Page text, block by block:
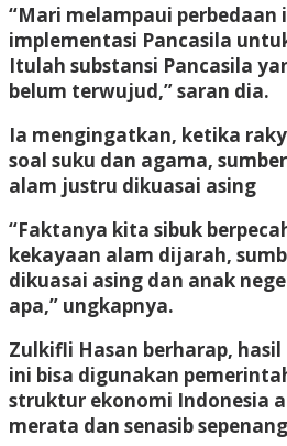
“Mari melampaui perbedaan
implementasi Pancasila
Itulah substansi Pancasila
belum terwujud,” saran dia.
Ia mengingatkan, ketika
soal suku dan agama,
alam justru dikuasai asing
“Faktanya kita sibuk
kekayaan alam dijarah,
dikuasai asing dan anak
apa,” ungkapnya.
Zulkifli Hasan berharap,
ini bisa digunakan
struktur ekonomi Indonesia
merata dan senasib